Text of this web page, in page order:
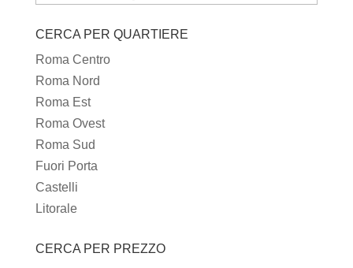
TIPI
DI
CUCINA
CERCA PER QUARTIERE
Roma Centro
Roma Nord
Roma Est
Roma Ovest
Roma Sud
Fuori Porta
Castelli
Litorale
CERCA PER PREZZO